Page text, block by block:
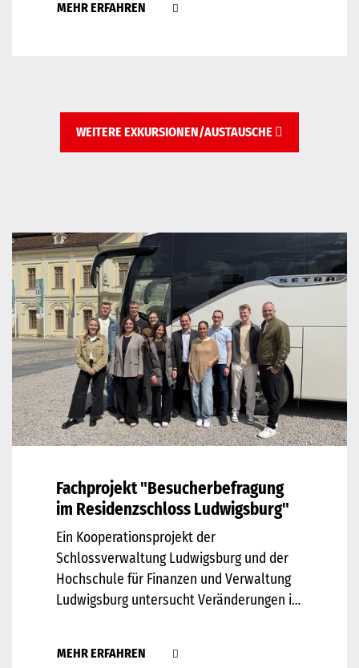
MEHR ERFAHREN
WEITERE EXKURSIONEN/AUSTAUSCHE
Fachprojekt "Besucherbefragung
im Residenzschloss Ludwigsburg"
Ein Kooperationsprojekt der
Schlossverwaltung Ludwigsburg und der
Hochschule für Finanzen und Verwaltung
Ludwigsburg untersucht Veränderungen im
Untersuchung zeigt verändertes
MEHR ERFAHREN